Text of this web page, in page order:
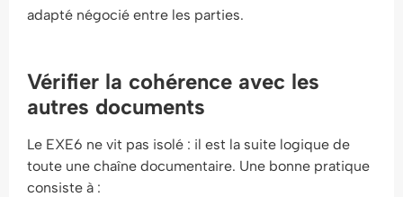
adapté négocié entre les parties.
Vérifier la cohérence avec les
autres documents
Le EXE6 ne vit pas isolé : il est la suite logique de
toute une chaîne documentaire. Une bonne pratique
consiste à :